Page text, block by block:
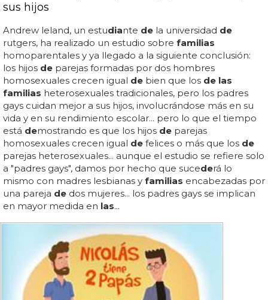
sus hijos
Andrew leland, un estudiante de la universidad de
rutgers, ha realizado un estudio sobre familias
homoparentales y ya llegado a la siguiente conclusión:
los hijos de parejas formadas por dos hombres
homosexuales crecen igual de bien que los de las
familias heterosexuales tradicionales, pero los padres
gays cuidan mejor a sus hijos, involucrándose más en su
vida y en su rendimiento escolar... pero lo que el tiempo
está demostrando es que los hijos de parejas
homosexuales crecen igual de felices o más que los de
parejas heterosexuales... aunque el estudio se refiere solo
a "padres gays", damos por hecho que sucederá lo
mismo con madres lesbianas y familias encabezadas por
una pareja de dos mujeres... los padres gays se implican
en mayor medida en las...